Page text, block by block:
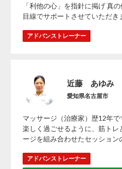
「利他の心」を指針に掲げ 真
目線でサポートさせていただき
アドバンストレーナー
近藤 あゆみ
愛知県名古屋市
マッサージ（治療家）歴12年
楽しく過ごせるように、筋ト
ージを組み合わせたセッション
アドバンストレーナー